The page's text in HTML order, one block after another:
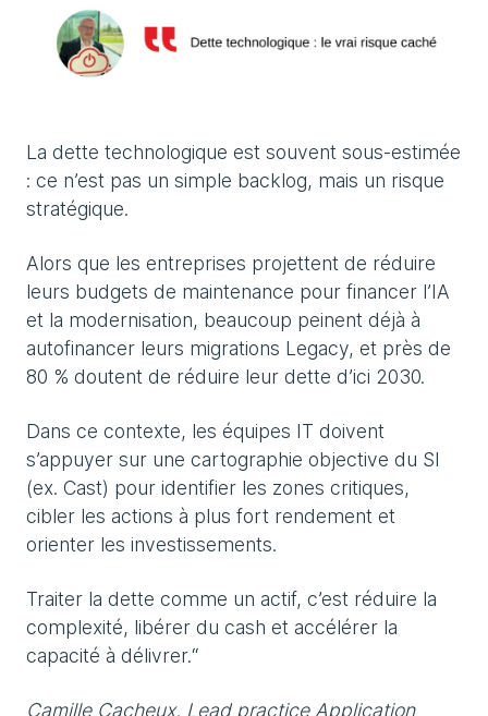
La dette technologique est souvent sous-estimée
: ce n’est pas un simple backlog, mais un risque
stratégique.
Alors que les entreprises projettent de réduire
leurs budgets de maintenance pour financer l’IA
et la modernisation, beaucoup peinent déjà à
autofinancer leurs migrations Legacy, et près de
80 % doutent de réduire leur dette d’ici 2030.
Dans ce contexte, les équipes IT doivent
s’appuyer sur une cartographie objective du SI
(ex. Cast) pour identifier les zones critiques,
cibler les actions à plus fort rendement et
orienter les investissements.
Traiter la dette comme un actif, c’est réduire la
complexité, libérer du cash et accélérer la
capacité à délivrer.“
Camille Cacheux, Lead practice Application